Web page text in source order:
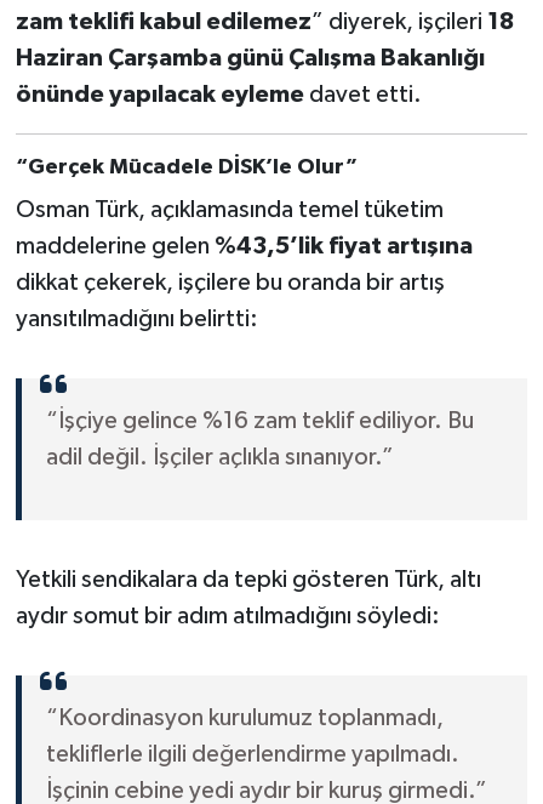
zam teklifi kabul edilemez” diyerek, işçileri 18
Haziran Çarşamba günü Çalışma Bakanlığı
önünde yapılacak eylemedavet etti.
“Gerçek Mücadele DİSK’le Olur”
Osman Türk, açıklamasında temel tüketim
maddelerine gelen %43,5’lik fiyat artışına
dikkat çekerek, işçilere bu oranda bir artış
yansıtılmadığını belirtti:
“İşçiye gelince %16 zam teklif ediliyor. Bu
adil değil. İşçiler açlıkla sınanıyor.”
Yetkili sendikalara da tepki gösteren Türk, altı
aydır somut bir adım atılmadığını söyledi:
“Koordinasyon kurulumuz toplanmadı,
tekliflerle ilgili değerlendirme yapılmadı.
İşçinin cebine yedi aydır bir kuruş girmedi.”